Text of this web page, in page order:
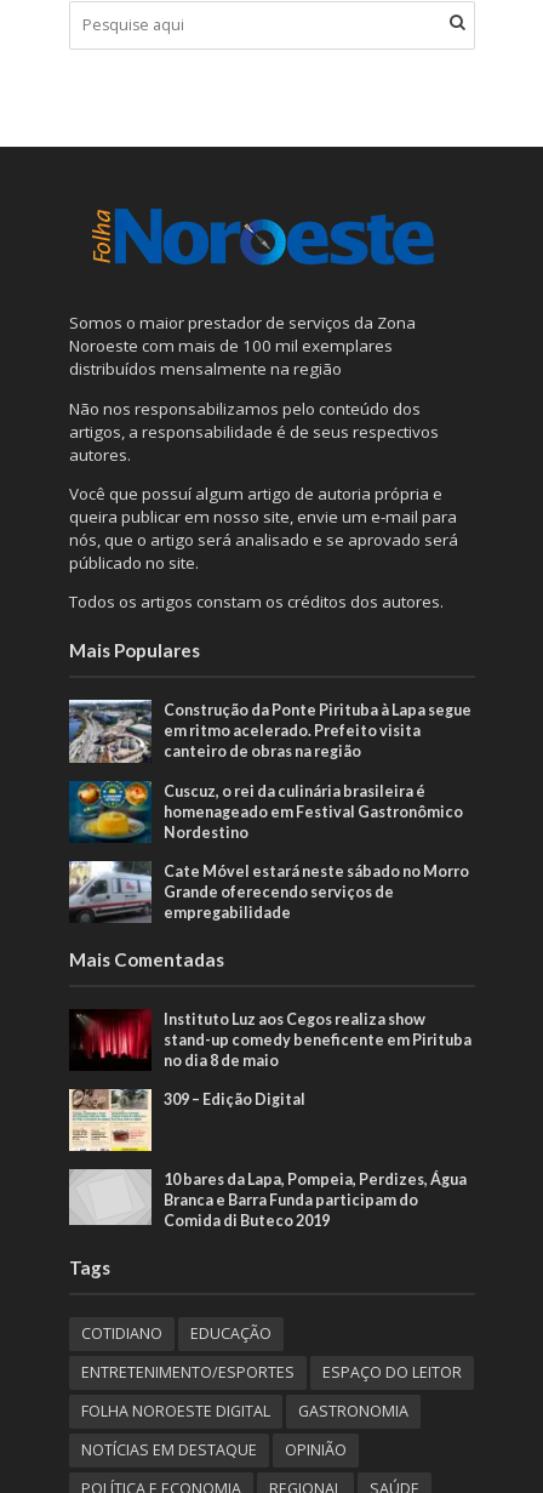
Somos o maior prestador de serviços da Zona
Noroeste com mais de 100 mil exemplares
distribuídos mensalmente na região
Não nos responsabilizamos pelo conteúdo dos
artigos, a responsabilidade é de seus respectivos
autores.
Você que possuí algum artigo de autoria própria e
queira publicar em nosso site, envie um e-mail para
nós, que o artigo será analisado e se aprovado será
públicado no site.
Todos os artigos constam os créditos dos autores.
Mais Populares
Construção da Ponte Pirituba à Lapa segue
em ritmo acelerado. Prefeito visita
canteiro de obras na região
Cuscuz, o rei da culinária brasileira é
homenageado em Festival Gastronômico
Nordestino
Cate Móvel estará neste sábado no Morro
Grande oferecendo serviços de
empregabilidade
Mais Comentadas
Instituto Luz aos Cegos realiza show
stand-up comedy beneficente em Pirituba
no dia 8 de maio
309 – Edição Digital
10 bares da Lapa, Pompeia, Perdizes, Água
Branca e Barra Funda participam do
Comida di Buteco 2019
Tags
COTIDIANO
EDUCAÇÃO
ENTRETENIMENTO/ESPORTES
ESPAÇO DO LEITOR
FOLHA NOROESTE DIGITAL
GASTRONOMIA
NOTÍCIAS EM DESTAQUE
OPINIÃO
POLÍTICA E ECONOMIA
REGIONAL SAÚDE